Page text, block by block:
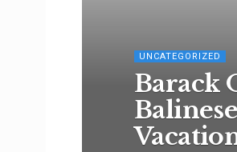
UNCATEGORIZED
Barack